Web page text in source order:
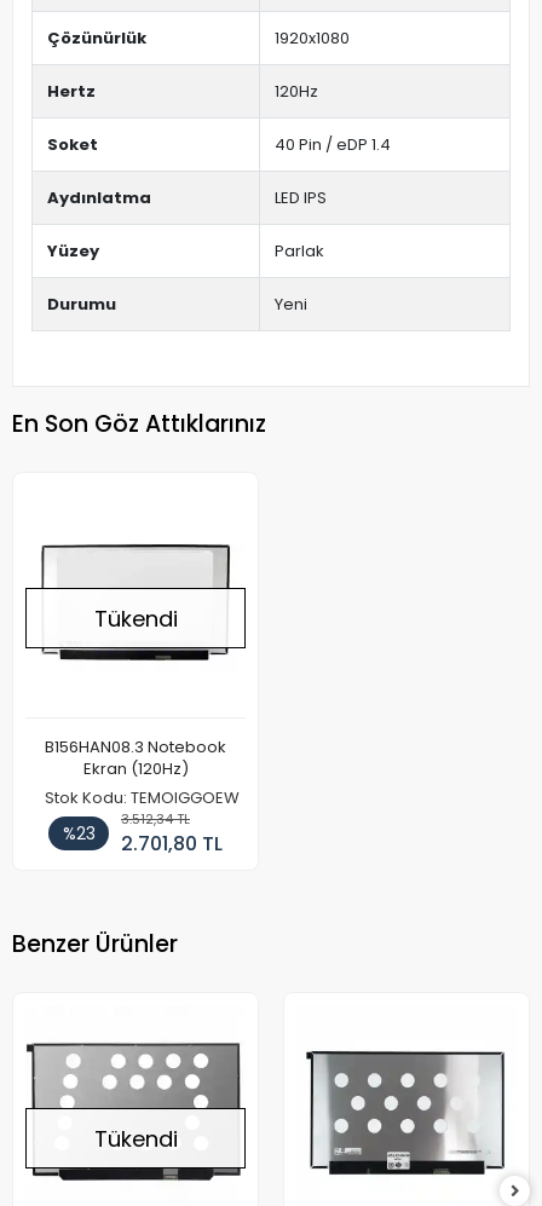
Çözünürlük 1920x1080
Hertz 120Hz
Soket 40 Pin / eDP 1.4
Aydınlatma LED IPS
Yüzey Parlak
Durumu Yeni
En Son Göz Attıklarınız
Tükendi
B156HAN08.3 Notebook
Ekran (120Hz)
Stok Kodu: TEMOIGGOEW
%23
3.512,34 TL
2.701,80 TL
Benzer Ürünler
Tükendi